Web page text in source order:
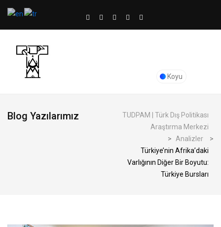
Koyu
Blog Yazılarımız
TUDPAM | Türk Dış Politikası
Araştırma Merkezi
>
Analizler
>
Türkiye’nin Afrika’daki
Varlığının Diğer Bir Boyutu:
Türkiye Bursları